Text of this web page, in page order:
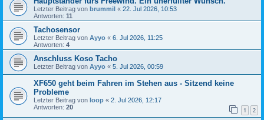
Letzter Beitrag von brummil « 22. Jul 2026, 10:53
Antworten: 11
Tachosensor
Letzter Beitrag von Ayyo « 6. Jul 2026, 11:25
Antworten: 4
Anschluss Koso Tacho
Letzter Beitrag von Ayyo « 5. Jul 2026, 00:59
XF650 geht beim Fahren im Stehen aus - Sitzend keine
Probleme
Letzter Beitrag von loop « 2. Jul 2026, 12:17
Antworten: 20 1 2